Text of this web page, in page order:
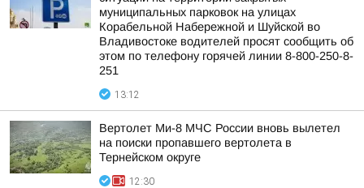
муниципальных парковок на улицах
Корабельной Набережной и Шуйской во
Владивостоке водителей просят сообщить об
этом по телефону горячей линии 8-800-250-8-
251
13:12
Вертолет Ми-8 МЧС России вновь вылетел
на поиски пропавшего вертолета в
Тернейском округе
12:30